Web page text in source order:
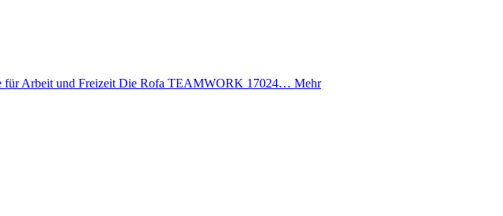
für Arbeit und Freizeit Die Rofa TEAMWORK 17024… Mehr